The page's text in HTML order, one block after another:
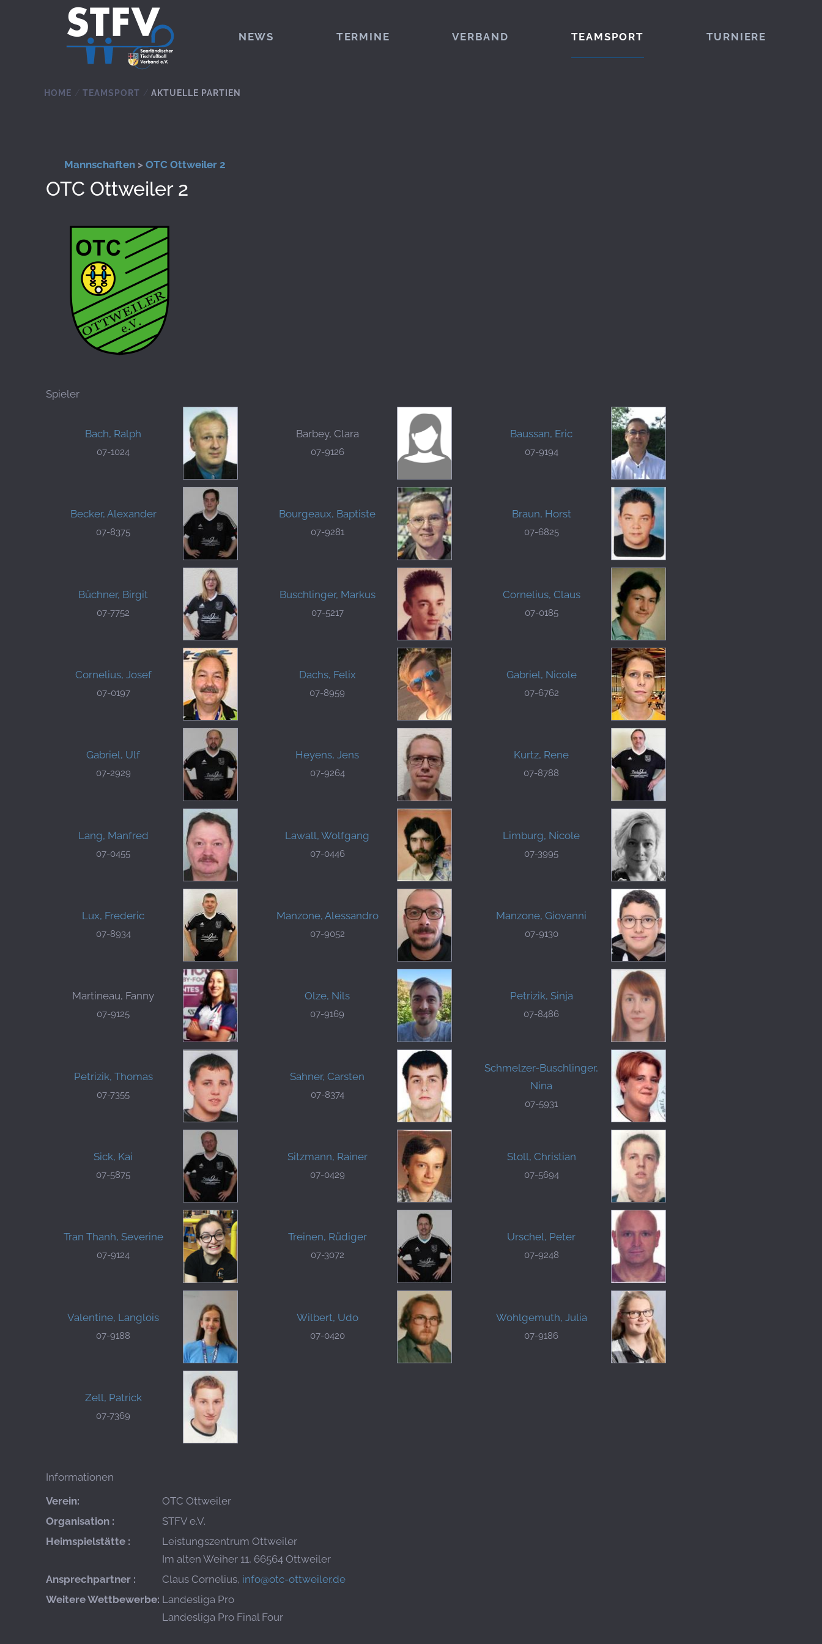
Zum Hauptinhalt springen
NEWS TERMINE VERBAND TEAMSPORT TURNIERE
HOME TEAMSPORT AKTUELLE PARTIEN
Mannschaften > OTC Ottweiler 2
OTC Ottweiler 2
Spieler
Bach, Ralph
07-1024
Barbey, Clara
07-9126
Baussan, Eric
07-9194
Becker, Alexander
07-8375
Bourgeaux, Baptiste
07-9281
Braun, Horst
07-6825
Büchner, Birgit
07-7752
Buschlinger, Markus
07-5217
Cornelius, Claus
07-0185
Cornelius, Josef
07-0197
Dachs, Felix
07-8959
Gabriel, Nicole
07-6762
Gabriel, Ulf
07-2929
Heyens, Jens
07-9264
Kurtz, Rene
07-8788
Lang, Manfred
07-0455
Lawall, Wolfgang
07-0446
Limburg, Nicole
07-3995
Lux, Frederic
07-8934
Manzone, Alessandro
07-9052
Manzone, Giovanni
07-9130
Martineau, Fanny
07-9125
Olze, Nils
07-9169
Petrizik, Sinja
07-8486
Petrizik, Thomas
07-7355
Sahner, Carsten
07-8374
Schmelzer-Buschlinger,
Nina
07-5931
Sick, Kai
07-5875
Sitzmann, Rainer
07-0429
Stoll, Christian
07-5694
Tran Thanh, Severine
07-9124
Treinen, Rüdiger
07-3072
Urschel, Peter
07-9248
Valentine, Langlois
07-9188
Wilbert, Udo
07-0420
Wohlgemuth, Julia
07-9186
Zell, Patrick
07-7369
Informationen
Verein:
OTC Ottweiler
Organisation :
STFV e.V.
Heimspielstätte :
Leistungszentrum Ottweiler
Im alten Weiher 11, 66564 Ottweiler
Ansprechpartner :
Claus Cornelius, info@otc-ottweiler.de
Weitere Wettbewerbe: Landesliga Pro
Landesliga Pro Final Four